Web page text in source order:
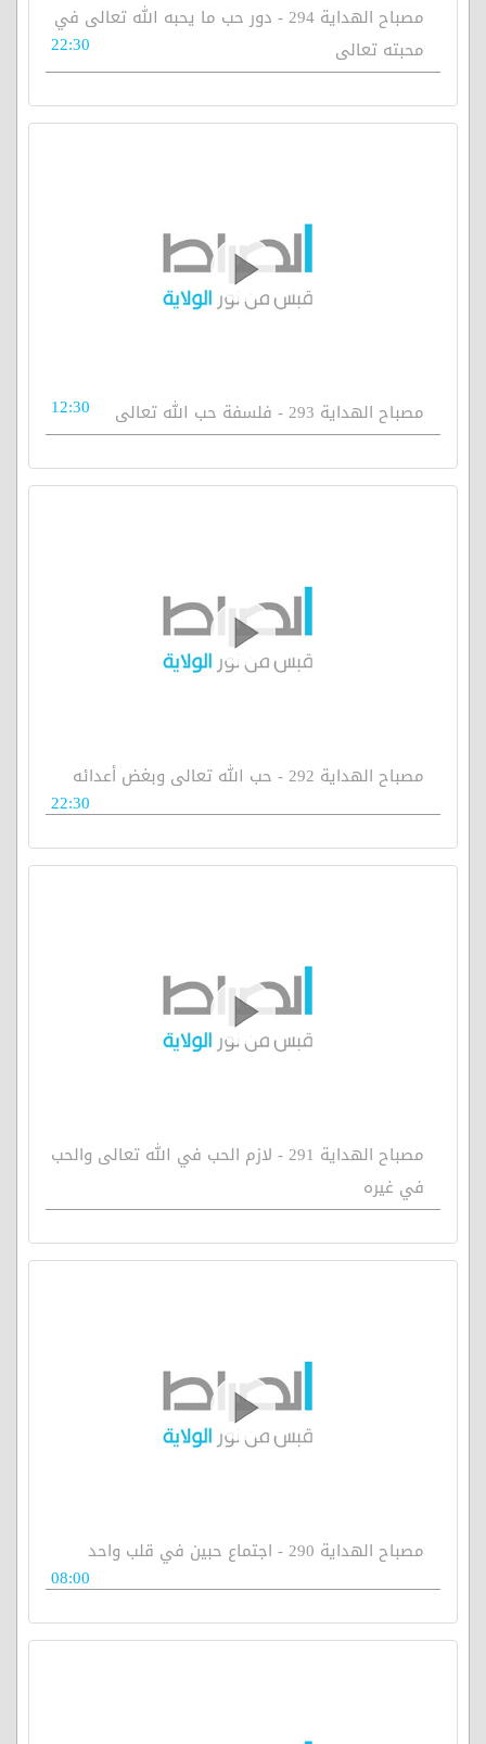
مصباح الهداية 294 - دور حب ما يحبه الله تعالى في
محبته تعالى
22:30
مصباح الهداية 293 - فلسفة حب الله تعالى 12:30
مصباح الهداية 292 - حب الله تعالى وبغض أعدائه
22:30
مصباح الهداية 291 - لازم الحب في الله تعالى والحب
في غيره
مصباح الهداية 290 - اجتماع حبين في قلب واحد
08:00